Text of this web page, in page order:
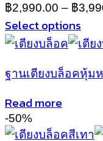
be
chosen
on
the
product
page
฿2,990.00 – ฿
Select options
This
product
multiple
The
options
may
ฐานเตียงบล็อคหุ้ม
Read more
-50%